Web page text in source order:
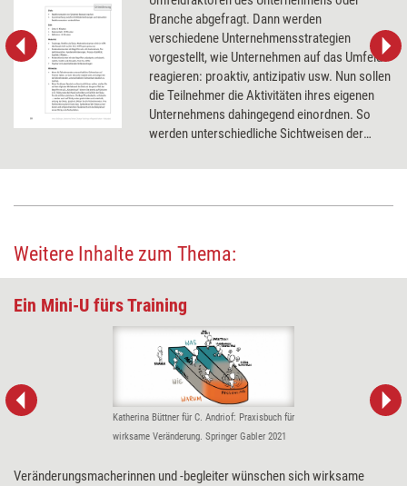
Branche abgefragt. Dann werden
verschiedene Unternehmensstrategien
vorgestellt, wie Unternehmen auf das Umfeld
reagieren: proaktiv, antizipativ usw. Nun sollen
die Teilnehmer die Aktivitäten ihres eigenen
Unternehmens dahingegend einordnen. So
werden unterschiedliche Sichtweisen der
Weitere Inhalte zum Thema:
Ein Mini-U fürs Training
Katherina Büttner für C. Andriof: Praxisbuch für
wirksame Veränderung. Springer Gabler 2021
Veränderungsmacherinnen und -begleiter wünschen sich wirksame